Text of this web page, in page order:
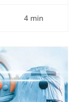
4 min